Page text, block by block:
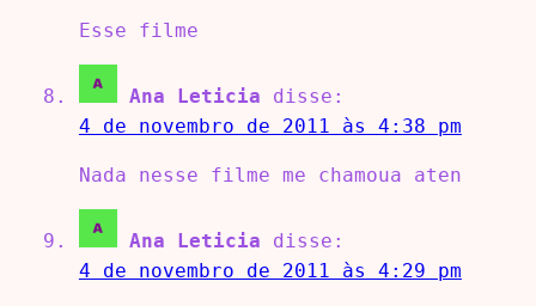
Esse filme
Ana Leticia
disse:
4 de novembro de 2011 às 4:38 pm
Nada nesse filme me chamoua aten
Ana Leticia
disse:
4 de novembro de 2011 às 4:29 pm